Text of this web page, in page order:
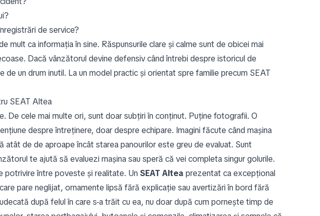
de service?
mult ca informația în sine. Răspunsurile clare și calme sunt de obicei mai
Dacă vânzătorul devine defensiv când întrebi despre istoricul de
un drum inutil. La un model practic și orientat spre familie precum SEAT
SEAT Altea
De cele mai multe ori, sunt doar subțiri în conținut. Puține fotografii. O
despre întreținere, doar despre echipare. Imagini făcute când mașina
de de aproape încât starea panourilor este greu de evaluat. Sunt
te ajută să evaluezi mașina sau speră că vei completa singur golurile.
potrivire între poveste și realitate. Un SEAT Altea prezentat ca excepțional
pare neglijat, ornamente lipsă fără explicație sau avertizări în bord fără
după felul în care s-a trăit cu ea, nu doar după cum pornește timp de